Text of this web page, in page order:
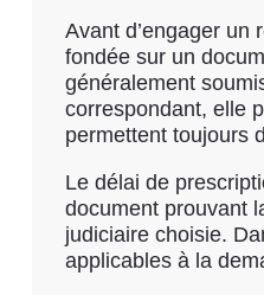
Avant d’engager
fondée sur un
généralement
correspondant, elle
permettent toujours
Le délai de
document prouvant
judiciaire choisie.
applicables à la